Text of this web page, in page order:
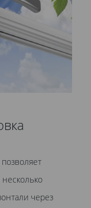
несколько
через